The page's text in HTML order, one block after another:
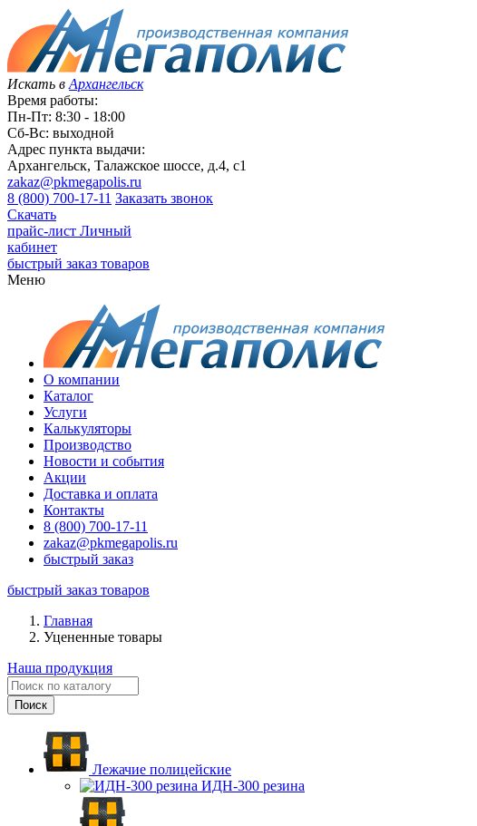
Искать в Архангельск
Время работы:
Пн-Пт: 8:30 - 18:00
Сб-Вс: выходной
Адрес пункта выдачи:
Архангельск, Талажское шоссе, д.4, с1
zakaz@pkmegapolis.ru
8 (800) 700-17-11 Заказать звонок
Скачать
прайс-лист Личный
кабинет
быстрый заказ товаров
Меню
О компании
Каталог
Услуги
Калькуляторы
Производство
Новости и события
Акции
Доставка и оплата
Контакты
8 (800) 700-17-11
zakaz@pkmegapolis.ru
быстрый заказ
быстрый заказ товаров
Главная
Уцененные товары
Наша продукция
Лежачие полицейские
ИДН-300 резина